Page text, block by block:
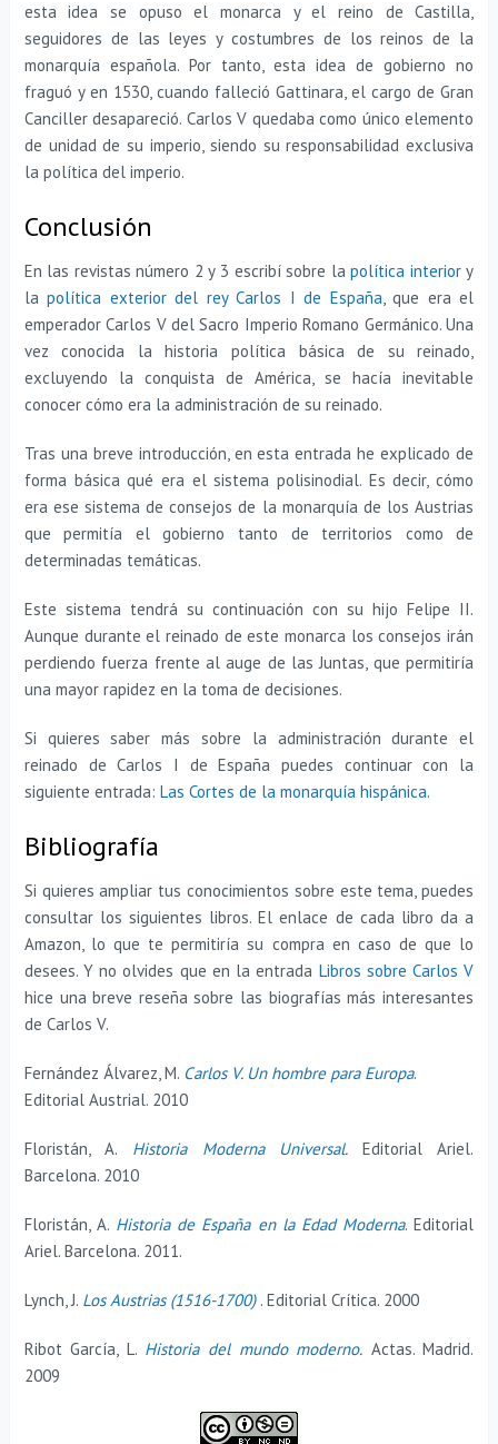
esta idea se opuso el monarca y el reino de Castilla,
seguidores de las leyes y costumbres de los reinos de la
monarquía española. Por tanto, esta idea de gobierno no
fraguó y en 1530, cuando falleció Gattinara, el cargo de Gran
Canciller desapareció. Carlos V quedaba como único elemento
de unidad de su imperio, siendo su responsabilidad exclusiva
la política del imperio.
Conclusión
En las revistas número 2 y 3 escribí sobre lapolítica interiory
lapolítica exterior del rey Carlos I de España, que era el
emperador Carlos V del Sacro Imperio Romano Germánico. Una
vez conocida la historia política básica de su reinado,
excluyendo la conquista de América, se hacía inevitable
conocer cómo era la administración de su reinado.
Tras una breve introducción, en esta entrada he explicado de
forma básica qué era el sistema polisinodial. Es decir, cómo
era ese sistema de consejos de la monarquía de los Austrias
que permitía el gobierno tanto de territorios como de
determinadas temáticas.
Este sistema tendrá su continuación con su hijo Felipe II.
Aunque durante el reinado de este monarca los consejos irán
perdiendo fuerza frente al auge de las Juntas, que permitiría
una mayor rapidez en la toma de decisiones.
Si quieres saber más sobre la administración durante el
reinado de Carlos I de España puedes continuar con la
siguiente entrada: Las Cortes de la monarquía hispánica.
Bibliografía
Si quieres ampliar tus conocimientos sobre este tema, puedes
consultar los siguientes libros. El enlace de cada libro da a
Amazon, lo que te permitiría su compra en caso de que lo
desees. Y no olvides que en la entrada Libros sobre Carlos V
hice una breve reseña sobre las biografías más interesantes
de Carlos V.
Fernández Álvarez, M. Carlos V. Un hombre para Europa.
Editorial Austrial. 2010
Floristán, A. Historia Moderna Universal. Editorial Ariel.
Barcelona. 2010
Floristán, A. Historia de España en la Edad Moderna. Editorial
Ariel. Barcelona. 2011.
Lynch, J. Los Austrias (1516-1700). Editorial Crítica. 2000
Ribot García, L. Historia del mundo moderno. Actas. Madrid.
2009